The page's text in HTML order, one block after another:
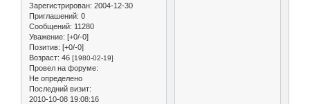
Зарегистрирован: 2004-12-30
Приглашений: 0
Сообщений: 11280
Уважение: [+0/-0]
Позитив: [+0/-0]
Возраст: 46 [1980-02-19]
Провел на форуме:
Не определено
Последний визит:
2010-10-08 19:08:16